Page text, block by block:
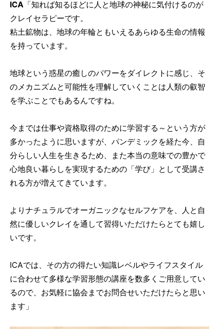
ICA 「知れば知るほどに人と地球の神秘に気付けるのが
クレイセラピーです。
粘土鉱物は、地球の年輪ともいえるあらゆる生命の情報
を持っています。
地球という惑星の癒しのパワーをダイレクトに感じ、そ
のメカニズムと可能性を理解していくことは人類の叡智
を学ぶことでもあるんですね。
今までは仕事や資格取得のために学習する～という方が
多かったように思いますが、パンデミックを経た今、自
分らしい人生を生きるため、また本当の意味での豊かで
心地良い暮らしを実現するための「学び」として受講さ
れる方が増えてきています。
よりナチュラルでオーガニックなセルフケアを、人と自
然に優しいクレイを通して習得いただけたらとても嬉し
いです。
ICAでは、その方の得たい知識レベルやライフスタイル
に合わせて多様な学習形態の講座を数多くご用意してい
るので、お気軽に協会までお問合せいただけたらと思い
ます」